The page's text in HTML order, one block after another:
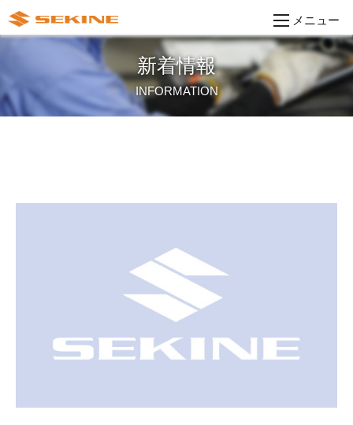
メニュー
新着情報
INFORMATION